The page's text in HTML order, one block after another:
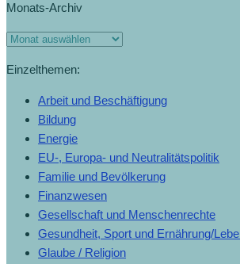
Monats-Archiv
Einzelthemen:
Arbeit und Beschäftigung
Bildung
Energie
EU-, Europa- und Neutralitätspolitik
Familie und Bevölkerung
Finanzwesen
Gesellschaft und Menschenrechte
Gesundheit, Sport und Ernährung/
Glaube / Religion